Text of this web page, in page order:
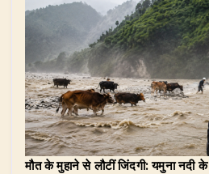
s
A
p
p
c
e
b
o
o
k
k
e
dI
n
e
g
ra
m
it
te
r
मौत के मुहाने से लौटीं जिंदगी: यमुना